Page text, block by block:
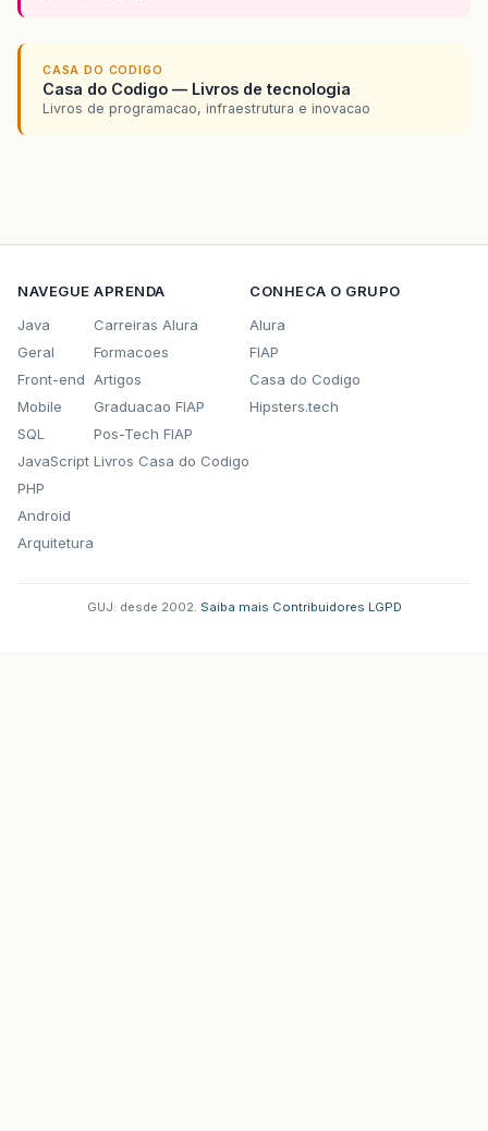
CASA DO CODIGO
Casa do Codigo — Livros de tecnologia
Livros de programacao, infraestrutura e inovacao
NAVEGUE
Java
Geral
Front-end
Mobile
SQL
JavaScript
PHP
Android
Arquitetura
APRENDA
Carreiras Alura
Formacoes
Artigos
Graduacao FIAP
Pos-Tech FIAP
Livros Casa do Codigo
CONHECA O GRUPO
Alura
FIAP
Casa do Codigo
Hipsters.tech
GUJ: desde 2002. Saiba mais Contribuidores LGPD